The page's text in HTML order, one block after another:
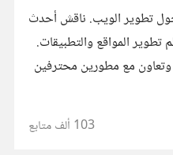
تطوير الويب. ناقش أحدث
تطوير المواقع والتطبيقات.
مع مطورين محترفين
103 ألف متابع